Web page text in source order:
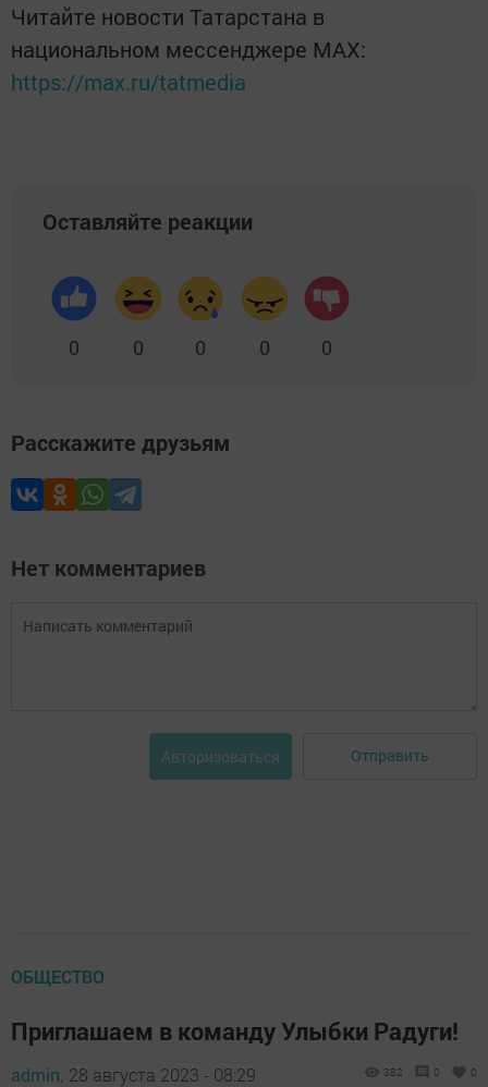
Читайте новости Татарстана в
национальном мессенджере MАХ:
https://max.ru/tatmedia
Оставляйте реакции
0 0 0 0 0
Расскажите друзьям
Нет комментариев
Авторизоваться Отправить
ОБЩЕСТВО
Приглашаем в команду Улыбки Радуги!
admin, 28 августа 2023 - 08:29 382 0 0